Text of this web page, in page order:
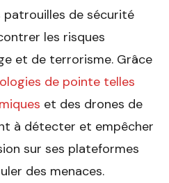
patrouilles de sécurité
les risques
et de terrorisme. Grâce
de pointe telles
et des drones de
à détecter et empêcher
sur ses plateformes
des menaces.